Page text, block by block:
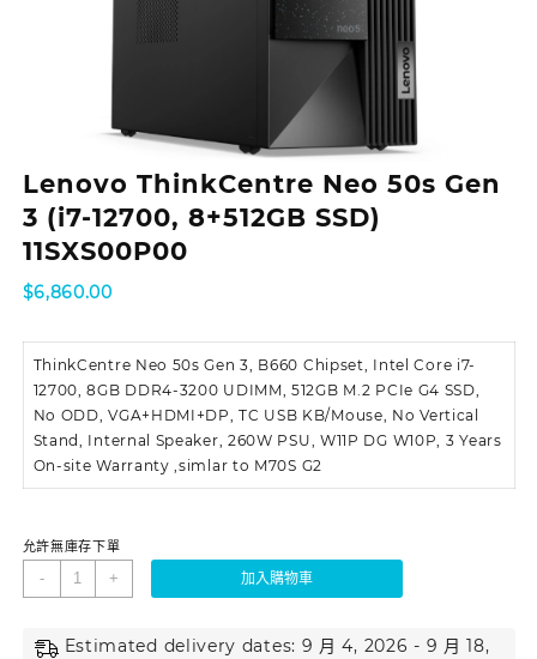
Lenovo ThinkCentre Neo 50s Gen
3 (i7-12700, 8+512GB SSD)
11SXS00P00
$6,860.00
ThinkCentre Neo 50s Gen 3, B660 Chipset, Intel Core i7-
12700, 8GB DDR4-3200 UDIMM, 512GB M.2 PCIe G4 SSD,
No ODD, VGA+HDMI+DP, TC USB KB/Mouse, No Vertical
Stand, Internal Speaker, 260W PSU, W11P DG W10P, 3 Years
On-site Warranty ,simlar to M70S G2
允許無庫存下單
- + 加入購物車
Estimated delivery dates: 9 月 4, 2026 - 9 月 18,